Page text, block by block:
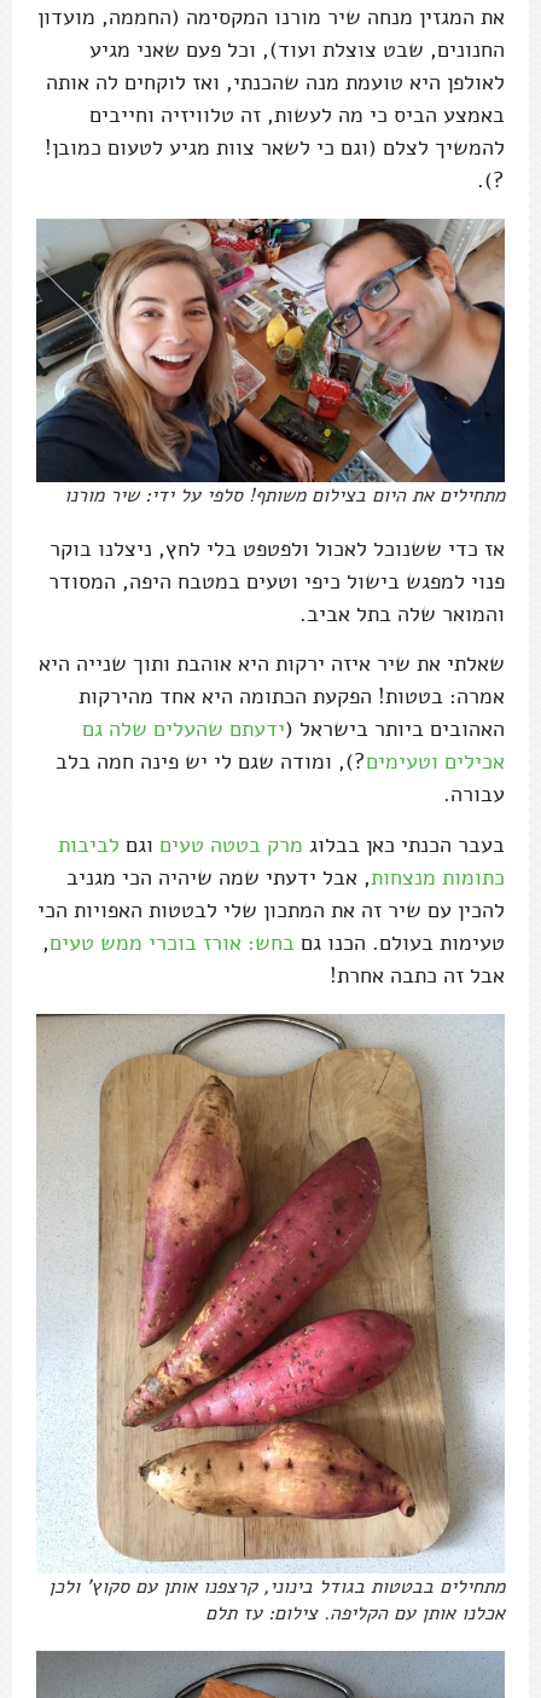
את המגזין מנחה שיר מורנו המקסימה (החממה, מועדון
החנונים, שבט צוצלת ועוד), וכל פעם שאני מגיע
לאולפן היא טועמת מנה שהכנתי, ואז לוקחים לה אותה
באמצע הביס כי מה לעשות, זה טלוויזיה וחייבים
להמשיך לצלם (וגם כי לשאר צוות מגיע לטעום כמובן!
?).
מתחילים את היום בצילום משותף! סלפי על ידי: שיר מורנו
אז כדי ששנוכל לאכול ולפטפט בלי לחץ, ניצלנו בוקר
פנוי למפגש בישול כיפי וטעים במטבח היפה, המסודר
והמואר שלה בתל אביב.
שאלתי את שיר איזה ירקות היא אוהבת ותוך שנייה היא
אמרה: בטטות! הפקעת הכתומה היא אחד מהירקות
האהובים ביותר בישראל (ידעתם שהעלים שלה גם
אכילים וטעימים?), ומודה שגם לי יש פינה חמה בלב
עבורה.
בעבר הכנתי כאן בבלוג מרק בטטה טעים וגם לביבות
כתומות מנצחות, אבל ידעתי שמה שיהיה הכי מגניב
להכין עם שיר זה את המתכון שלי לבטטות האפויות הכי
טעימות בעולם. הכנו גם בחש: אורז בוכרי ממש טעים,
אבל זה כתבה אחרת!
מתחילים בבטטות בגודל בינוני, קרצפנו אותן עם סקוץ' ולכן
אכלנו אותן עם הקליפה. צילום: עז תלם